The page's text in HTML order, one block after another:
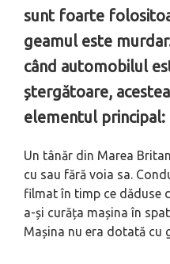
sunt foarte
geamul este
când automobilul
ștergătoare,
elementul principal:
Un tânăr din Marea
cu sau fără voia sa.
filmat în timp ce dăduse
a-și curăța mașina în
Mașina nu era dotată cu